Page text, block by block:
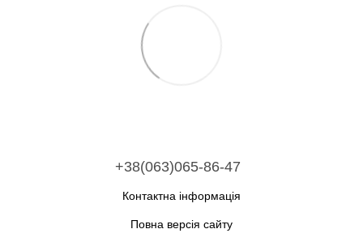
+38(063)065-86-47
Контактна інформація
Повна версія сайту